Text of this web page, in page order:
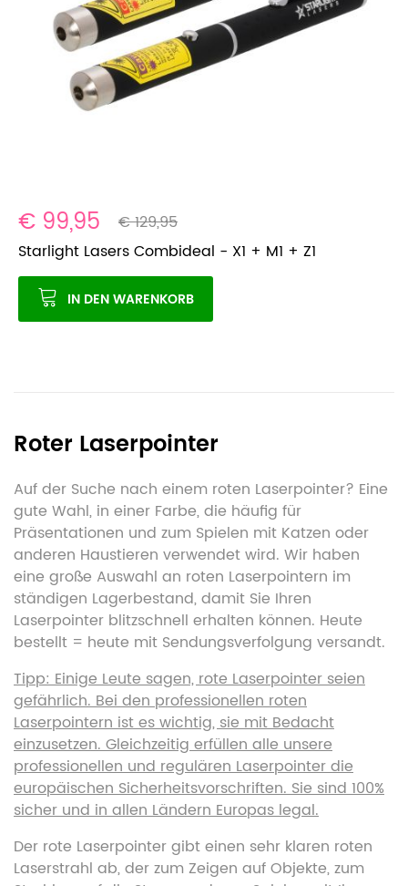
€ 99,95
€ 129,95
Starlight Lasers Combideal - X1 + M1 + Z1
IN DEN WARENKORB
Roter Laserpointer
Auf der Suche nach einem roten Laserpointer? Eine
gute Wahl, in einer Farbe, die häufig für
Präsentationen und zum Spielen mit Katzen oder
anderen Haustieren verwendet wird. Wir haben
eine große Auswahl an roten Laserpointern im
ständigen Lagerbestand, damit Sie Ihren
Laserpointer blitzschnell erhalten können. Heute
bestellt = heute mit Sendungsverfolgung versandt.
Tipp: Einige Leute sagen, rote Laserpointer seien
gefährlich. Bei den professionellen roten
Laserpointern ist es wichtig, sie mit Bedacht
einzusetzen. Gleichzeitig erfüllen alle unsere
professionellen und regulären Laserpointer die
europäischen Sicherheitsvorschriften. Sie sind 100%
sicher und in allen Ländern Europas legal.
Der rote Laserpointer gibt einen sehr klaren roten
Laserstrahl ab, der zum Zeigen auf Objekte, zum